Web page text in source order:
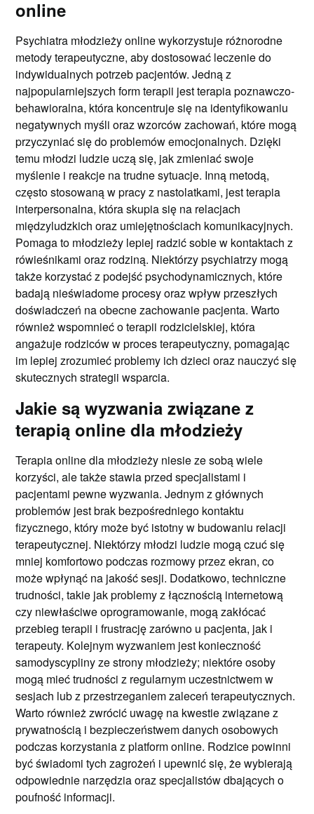
online
Psychiatra młodzieży online wykorzystuje różnorodne
metody terapeutyczne, aby dostosować leczenie do
indywidualnych potrzeb pacjentów. Jedną z
najpopularniejszych form terapii jest terapia poznawczo-
behawioralna, która koncentruje się na identyfikowaniu
negatywnych myśli oraz wzorców zachowań, które mogą
przyczyniać się do problemów emocjonalnych. Dzięki
temu młodzi ludzie uczą się, jak zmieniać swoje
myślenie i reakcje na trudne sytuacje. Inną metodą,
często stosowaną w pracy z nastolatkami, jest terapia
interpersonalna, która skupia się na relacjach
międzyludzkich oraz umiejętnościach komunikacyjnych.
Pomaga to młodzieży lepiej radzić sobie w kontaktach z
rówieśnikami oraz rodziną. Niektórzy psychiatrzy mogą
także korzystać z podejść psychodynamicznych, które
badają nieświadome procesy oraz wpływ przeszłych
doświadczeń na obecne zachowanie pacjenta. Warto
również wspomnieć o terapii rodzicielskiej, która
angażuje rodziców w proces terapeutyczny, pomagając
im lepiej zrozumieć problemy ich dzieci oraz nauczyć się
skutecznych strategii wsparcia.
Jakie są wyzwania związane z
terapią online dla młodzieży
Terapia online dla młodzieży niesie ze sobą wiele
korzyści, ale także stawia przed specjalistami i
pacjentami pewne wyzwania. Jednym z głównych
problemów jest brak bezpośredniego kontaktu
fizycznego, który może być istotny w budowaniu relacji
terapeutycznej. Niektórzy młodzi ludzie mogą czuć się
mniej komfortowo podczas rozmowy przez ekran, co
może wpłynąć na jakość sesji. Dodatkowo, techniczne
trudności, takie jak problemy z łącznością internetową
czy niewłaściwe oprogramowanie, mogą zakłócać
przebieg terapii i frustrację zarówno u pacjenta, jak i
terapeuty. Kolejnym wyzwaniem jest konieczność
samodyscypliny ze strony młodzieży; niektóre osoby
mogą mieć trudności z regularnym uczestnictwem w
sesjach lub z przestrzeganiem zaleceń terapeutycznych.
Warto również zwrócić uwagę na kwestie związane z
prywatnością i bezpieczeństwem danych osobowych
podczas korzystania z platform online. Rodzice powinni
być świadomi tych zagrożeń i upewnić się, że wybierają
odpowiednie narzędzia oraz specjalistów dbających o
poufność informacji.